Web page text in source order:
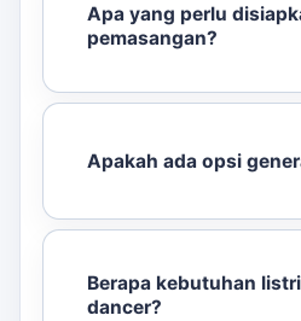
Apa yang perlu
pemasangan?
Apakah ada opsi
Berapa kebutuhan
dancer?